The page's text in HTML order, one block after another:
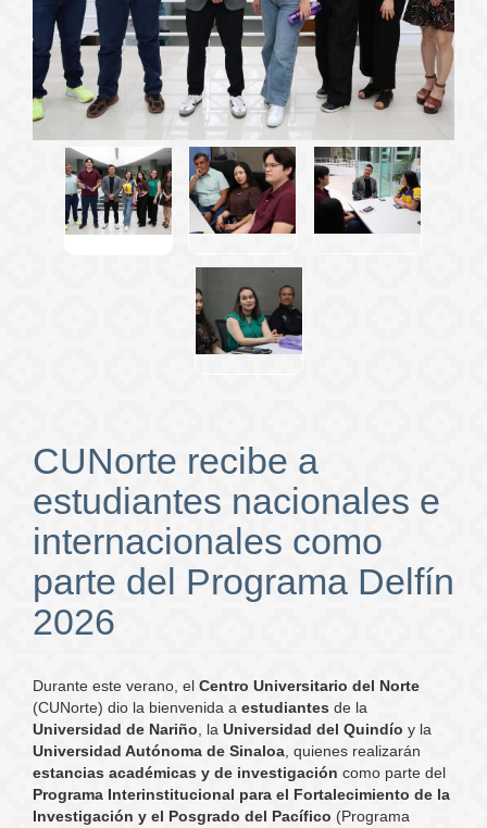
CUNorte recibe a
estudiantes nacionales e
internacionales como
parte del Programa Delfín
2026
Durante este verano, el Centro Universitario del Norte
(CUNorte) dio la bienvenida a estudiantes de la
Universidad de Nariño , la Universidad del Quindío y la
Universidad Autónoma de Sinaloa , quienes realizarán
estancias académicas y de investigación como parte del
Programa Interinstitucional para el Fortalecimiento de la
Investigación y el Posgrado del Pacífico (Programa